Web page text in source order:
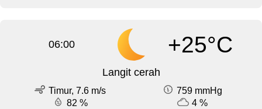
06:00 +25°C
Langit cerah
Timur, 7.6 m/s
759 mmHg
82 %
4 %